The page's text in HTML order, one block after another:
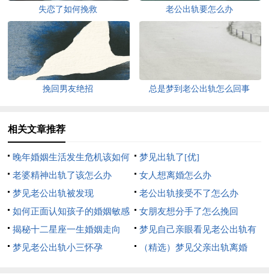
失恋了如何挽救 老公出轨要怎么办
挽回男友绝招 总是梦到老公出轨怎么回事
相关文章推荐
晚年婚姻生活发生危机该如何
处理
梦见出轨了[优]
老婆精神出轨了该怎么办
女人想离婚怎么办
梦见老公出轨被发现
老公出轨接受不了怎么办
如何正面认知孩子的婚姻敏感
期
女朋友想分手了怎么挽回
揭秘十二星座一生婚姻走向
梦见自己亲眼看见老公出轨有
什么征兆
梦见老公出轨小三怀孕 （精选）梦见父亲出轨离婚